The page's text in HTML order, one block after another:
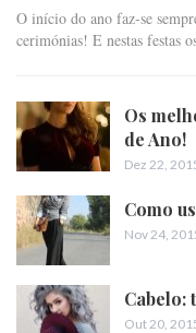
O início do ano faz-se
cerimónias! E nestas festas
Os
de Ano!
Dez 22,
Como
Nov 24,
Cabelo:
Out 20,